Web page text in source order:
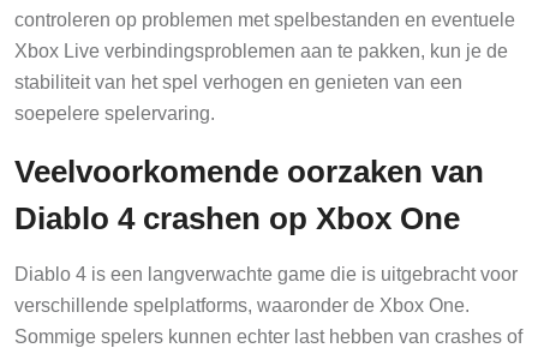
controleren op problemen met spelbestanden en eventuele
Xbox Live verbindingsproblemen aan te pakken, kun je de
stabiliteit van het spel verhogen en genieten van een
soepelere spelervaring.
Veelvoorkomende oorzaken van
Diablo 4 crashen op Xbox One
Diablo 4 is een langverwachte game die is uitgebracht voor
verschillende spelplatforms, waaronder de Xbox One.
Sommige spelers kunnen echter last hebben van crashes of